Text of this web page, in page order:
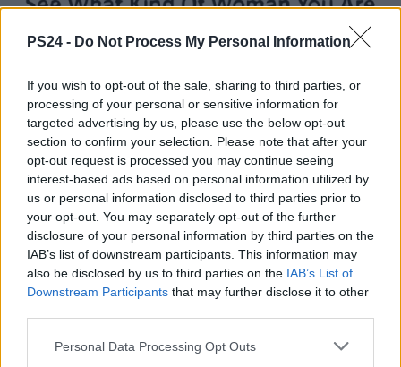
PS24 - Do Not Process My Personal Information
If you wish to opt-out of the sale, sharing to third parties, or
processing of your personal or sensitive information for
targeted advertising by us, please use the below opt-out
section to confirm your selection. Please note that after your
opt-out request is processed you may continue seeing
interest-based ads based on personal information utilized by
us or personal information disclosed to third parties prior to
your opt-out. You may separately opt-out of the further
disclosure of your personal information by third parties on the
IAB’s list of downstream participants. This information may
also be disclosed by us to third parties on the IAB’s List of
Downstream Participants that may further disclose it to other
Personal Data Processing Opt Outs